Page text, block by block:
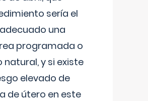
sería el
una
programada o
natural, y si existe
elevado de
de útero en este